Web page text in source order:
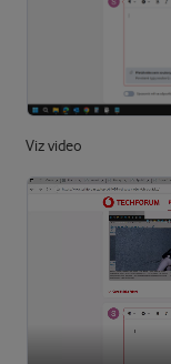
Viz video